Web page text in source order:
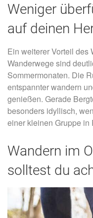
Weniger
auf deinen
Ein weiterer Vorteil des
Wanderwege sind
Sommermonaten. Die
entspannter wandern
genießen. Gerade
besonders idyllisch,
einer kleinen Gruppe
Wandern im
solltest du